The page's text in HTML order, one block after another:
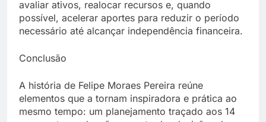
avaliar ativos, realocar recursos e, quando
possível, acelerar aportes para reduzir o período
necessário até alcançar independência financeira.
Conclusão
A história de Felipe Moraes Pereira reúne
elementos que a tornam inspiradora e prática ao
mesmo tempo: um planejamento traçado aos 14